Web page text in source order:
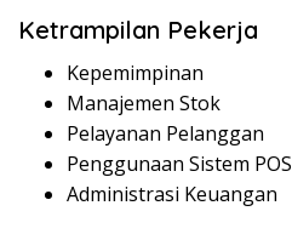
Ketrampilan Pekerja
Kepemimpinan
Manajemen Stok
Pelayanan Pelanggan
Penggunaan Sistem POS
Administrasi Keuangan